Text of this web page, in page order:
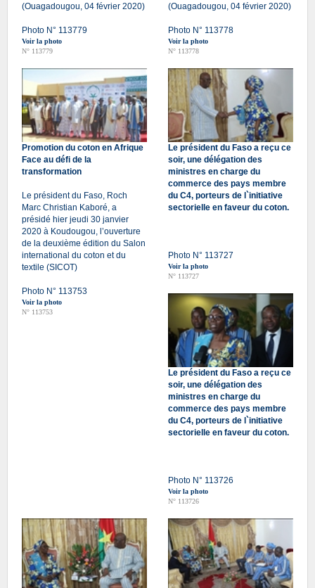
(Ouagadougou, 04 février 2020)
Photo N° 113779
Voir la photo
N° 113779
(Ouagadougou, 04 février 2020)
Photo N° 113778
Voir la photo
N° 113778
Promotion du coton en Afrique
Face au défi de la
transformation
Le président du Faso, Roch
Marc Christian Kaboré, a
présidé hier jeudi 30 janvier
2020 à Koudougou, l’ouverture
de la deuxième édition du Salon
international du coton et du
textile (SICOT)
Photo N° 113753
Voir la photo
N° 113753
Le président du Faso a reçu ce
soir, une délégation des
ministres en charge du
commerce des pays membre
du C4, porteurs de l`initiative
sectorielle en faveur du coton.
Photo N° 113727
Voir la photo
N° 113727
Le président du Faso a reçu ce
soir, une délégation des
ministres en charge du
commerce des pays membre
du C4, porteurs de l`initiative
sectorielle en faveur du coton.
Photo N° 113726
Voir la photo
N° 113726